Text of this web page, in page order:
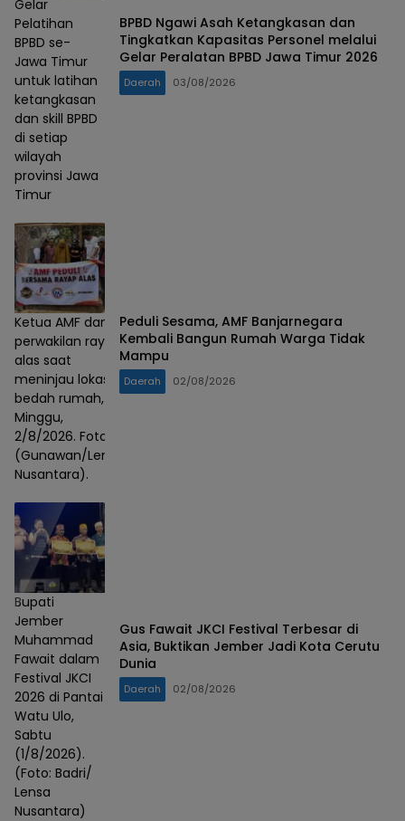
Gelar
Pelatihan
BPBD se-
Jawa Timur
untuk latihan
ketangkasan
dan skill BPBD
di setiap
wilayah
provinsi Jawa
Timur
BPBD Ngawi Asah Ketangkasan dan
Tingkatkan Kapasitas Personel melalui
Gelar Peralatan BPBD Jawa Timur 2026
Daerah 03/08/2026
Ketua AMF dan
perwakilan rayap
alas saat
meninjau lokasi
bedah rumah,
Minggu,
2/8/2026. Foto :
(Gunawan/Lensa
Nusantara).
Peduli Sesama, AMF Banjarnegara
Kembali Bangun Rumah Warga Tidak
Mampu
Daerah 02/08/2026
Bupati
Jember
Muhammad
Fawait dalam
Festival JKCI
2026 di Pantai
Watu Ulo,
Sabtu
(1/8/2026).
(Foto: Badri/
Lensa
Nusantara)
Gus Fawait JKCI Festival Terbesar di
Asia, Buktikan Jember Jadi Kota Cerutu
Dunia
Daerah 02/08/2026